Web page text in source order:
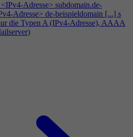
<IPv4-Adresse> subdomain.de-
4-Adresse> de-beispieldomain [...] s
die Typen A (IPv4-Adresse), AAAA